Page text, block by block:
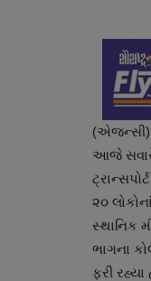
આજે સવારે
૨૦
સ્થાનિક
ભાગના
ફરી રહ્યા